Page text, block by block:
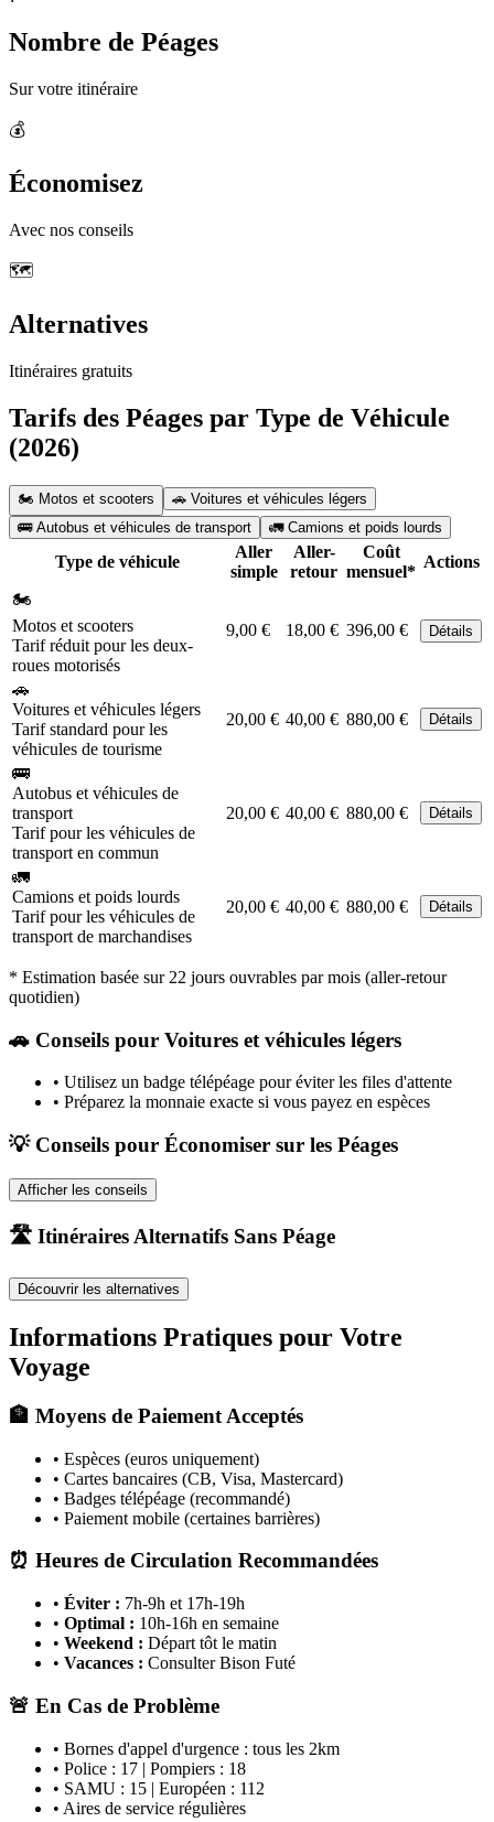
Nombre de Péages
Sur votre itinéraire
💰
Économisez
Avec nos conseils
🗺️
Alternatives
Itinéraires gratuits
Tarifs des Péages par Type de Véhicule
(2026)
🏍️ Motos et scooters
🚗 Voitures et véhicules légers
🚌 Autobus et véhicules de transport
🚛 Camions et poids lourds
Type de véhicule
Aller
simple
Aller-
retour
Coût
mensuel*
Actions
🏍️
Motos et scooters
Tarif réduit pour les deux-
roues motorisés
9,00 € 18,00 € 396,00 € Détails
🚗
Voitures et véhicules légers
Tarif standard pour les
véhicules de tourisme
20,00 € 40,00 € 880,00 € Détails
🚌
Autobus et véhicules de
transport
Tarif pour les véhicules de
transport en commun
20,00 € 40,00 € 880,00 € Détails
🚛
Camions et poids lourds
Tarif pour les véhicules de
transport de marchandises
20,00 € 40,00 € 880,00 € Détails
* Estimation basée sur 22 jours ouvrables par mois (aller-retour
quotidien)
🚗 Conseils pour Voitures et véhicules légers
• Utilisez un badge télépéage pour éviter les files d'attente
• Préparez la monnaie exacte si vous payez en espèces
💡 Conseils pour Économiser sur les Péages
Afficher les conseils
🛣️ Itinéraires Alternatifs Sans Péage
Découvrir les alternatives
Informations Pratiques pour Votre
Voyage
🏦 Moyens de Paiement Acceptés
• Espèces (euros uniquement)
• Cartes bancaires (CB, Visa, Mastercard)
• Badges télépéage (recommandé)
• Paiement mobile (certaines barrières)
⏰ Heures de Circulation Recommandées
• Éviter : 7h-9h et 17h-19h
• Optimal : 10h-16h en semaine
• Weekend : Départ tôt le matin
• Vacances : Consulter Bison Futé
🚨 En Cas de Problème
• Bornes d'appel d'urgence : tous les 2km
• Police : 17 | Pompiers : 18
• SAMU : 15 | Européen : 112
• Aires de service régulières